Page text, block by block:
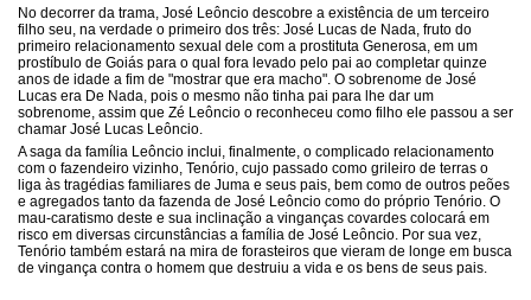
No decorrer da trama, José Leôncio descobre a existência de um terceiro
filho seu, na verdade o primeiro dos três: José Lucas de Nada, fruto do
primeiro relacionamento sexual dele com a prostituta Generosa, em um
prostíbulo de Goiás para o qual fora levado pelo pai ao completar quinze
anos de idade a fim de "mostrar que era macho". O sobrenome de José
Lucas era De Nada, pois o mesmo não tinha pai para lhe dar um
sobrenome, assim que Zé Leôncio o reconheceu como filho ele passou a ser
chamar José Lucas Leôncio.
A saga da família Leôncio inclui, finalmente, o complicado relacionamento
com o fazendeiro vizinho, Tenório, cujo passado como grileiro de terras o
liga às tragédias familiares de Juma e seus pais, bem como de outros peões
e agregados tanto da fazenda de José Leôncio como do próprio Tenório. O
mau-caratismo deste e sua inclinação a vinganças covardes colocará em
risco em diversas circunstâncias a família de José Leôncio. Por sua vez,
Tenório também estará na mira de forasteiros que vieram de longe em busca
de vingança contra o homem que destruiu a vida e os bens de seus pais.